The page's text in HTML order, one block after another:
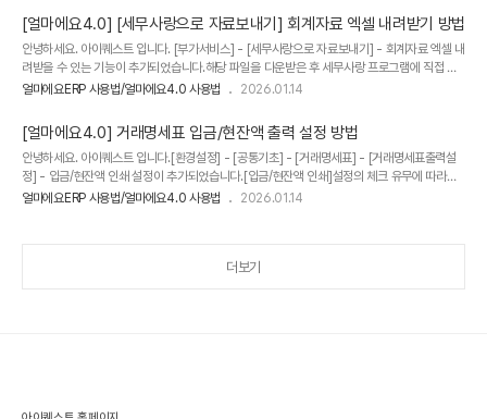
[얼마에요4.0] [세무사랑으로 자료보내기] 회계자료 엑셀 내려받기 방법
안녕하세요. 아이퀘스트 입니다. [부가서비스] - [세무사랑으로 자료보내기] - 회계자료 엑셀 내
려받을 수 있는 기능이 추가되었습니다.해당 파일을 다운받은 후 세무사랑 프로그램에 직접 업
로드가 가능합니다. [부가서비스] - [세무사랑으로 자료보내기] - 회계자료기간을 설정하신 후
다운로드 되며,압축을 풀어 해당폴더 내 엑셀파일을 세무사랑에 업로드하여 사용 하실 수 있습
니다. 세무사랑에 업로드 하려면, 세무사랑 프로그램에서 [회계관리] - [기타전표입력] - [엑셀
자료일반전표전송/신용카드매입매출전표전송/기타매입매출전표전송]을 선택하여 각각 업로드
할 수 있습니다. ① 엑셀자료일반전표전송 상단의 [F11 엑셀작업]..
얼마에요ERP 사용법/얼마에요4.0 사용법 2026.01.14
[얼마에요4.0] 거래명세표 입금/현잔액 출력 설정 방법
안녕하세요. 아이퀘스트 입니다.​[환경설정] - [공통기초] - [거래명세표] - [거래명세표출력설
정] - 입금/현잔액 인쇄 설정이 추가되었습니다.[입금/현잔액 인쇄]설정의 체크 유무에 따라​체
크 되어있을 경우 거래명세표 발행 시 해당 거래명세표 출력설정의 [입금/현잔액인쇄]에 체크되
얼마에요ERP 사용법/얼마에요4.0 사용법 2026.01.14
더보기